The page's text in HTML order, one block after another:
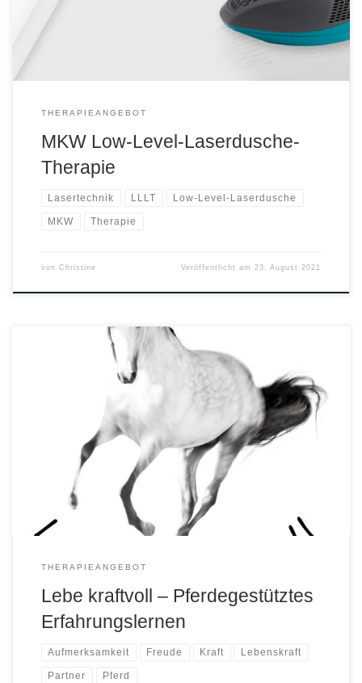
eingesetzt, die mit niederenergetischen (Low Level) Laserdioden
arbeiten. Der Effekt dieser […]
THERAPIEANGEBOT
MKW Low-Level-Laserdusche-
Therapie
Lasertechnik LLLT Low-Level-Laserdusche
MKW Therapie
von Christine Veröffentlicht am23. August 2021
In Ergänzung und Begleitung zu einer transaktionsanalytisch
orientierten Paartherapie, aber auch in Einzeltherapien und als
ergänzende Erfahrung zur Seelenbilder-Reise, verhilft die
Begegnung mit dem Pferd häufig zu unerwarteten
Durchbrüchen.Die ‚seismographische‘ Wahrnehmung dieser
feinen Herdentiere öffnet den Blick dafür, was Mensch bewegt.
Das Pferd antwortet darauf ob Sie sich ambivalent bzw. […]
THERAPIEANGEBOT
Lebe kraftvoll – Pferdegestütztes
Erfahrungslernen
Aufmerksamkeit Freude Kraft Lebenskraft
Partner Pferd